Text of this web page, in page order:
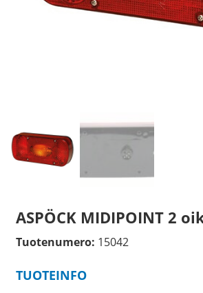
ASPÖCK MIDIPOINT 2
Tuotenumero: 15042
TUOTEINFO